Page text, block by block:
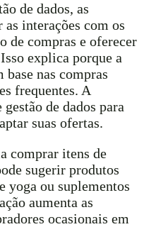
de dados, as
as interações com os
de compras e oferecer
explica porque a
base nas compras
frequentes. A
de dados para
suas ofertas.
comprar itens de
sugerir produtos
yoga ou suplementos
aumenta as
ocasionais em